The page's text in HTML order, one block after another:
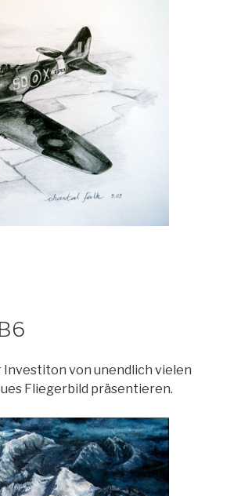
Investiton von unendlich vielen
Fliegerbild präsentieren.